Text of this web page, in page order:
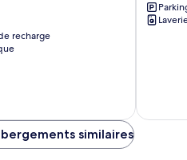
recharge
of
Tianjin)
similaires